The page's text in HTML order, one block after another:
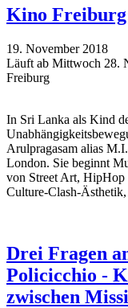
Kino
19. November 2018
Läuft ab Mittwoch 28.
Freiburg
In Sri Lanka als Kind
Arulpragasam alias
London. Sie beginnt
von Street Art, HipHop
Culture-Clash-
Drei Fragen
Policicchio -
zwischen